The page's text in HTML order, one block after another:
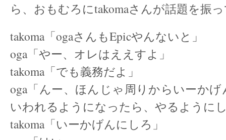
ら、おもむろにtakomaさんが話題を振
takoma「ogaさんもEpicやんないと」
oga「やー、オレはええすよ」
takoma「でも義務だよ」
oga「んー、ほんじゃ周りからいーか
いわれるようになったら、やるように
takoma「いーかげんにしろ」